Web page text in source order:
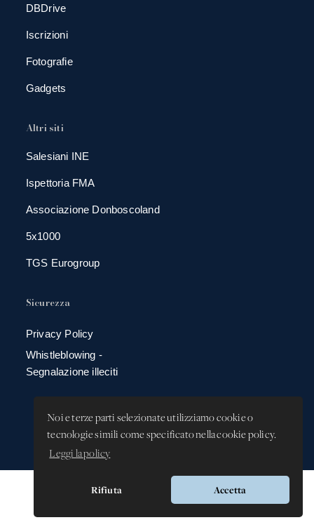
Noi e terze parti selezionate utilizziamo cookie o
tecnologie simili come specificato nella cookie policy.
Leggi la policy
Rifiuta Accetta
DBDrive
Iscrizioni
Fotografie
Gadgets
Altri siti
Salesiani INE
Ispettoria FMA
Associazione Donboscoland
5x1000
TGS Eurogroup
Sicurezza
Privacy Policy
Whistleblowing -
Segnalazione illeciti